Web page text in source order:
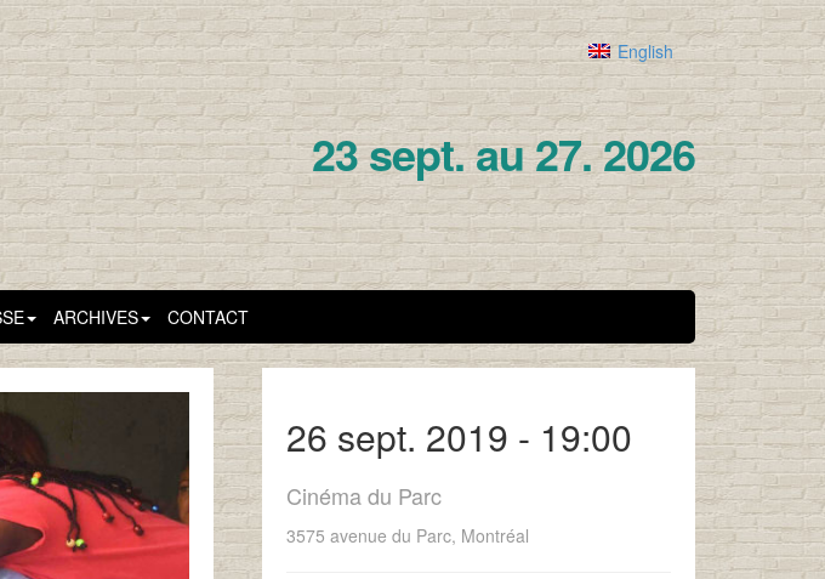
English
23 sept. au 27. 2026
ARCHIVES CONTACT
26 sept. 2019 - 19:00
Cinéma du Parc
3575 avenue du Parc, Montréal